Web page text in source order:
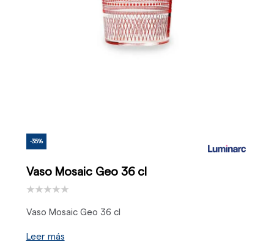
-35%
Vaso Mosaic Geo 36 cl
Vaso Mosaic Geo 36 cl
Leer más